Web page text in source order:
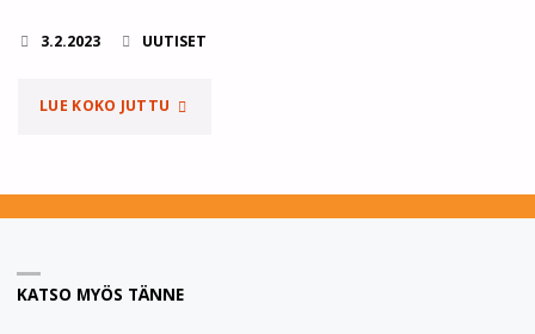
3.2.2023 UUTISET
LUE KOKO JUTTU "TULIKETTUJEN
VAELLUS
2023"
KATSO MYÖS TÄNNE